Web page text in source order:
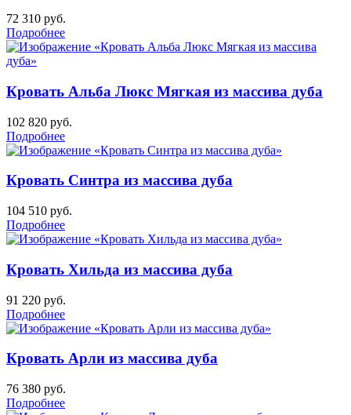
72 310 руб.
Подробнее
Кровать Альба Люкс Мягкая из массива дуба
102 820 руб.
Подробнее
Кровать Синтра из массива дуба
104 510 руб.
Подробнее
Кровать Хильда из массива дуба
91 220 руб.
Подробнее
Кровать Арли из массива дуба
76 380 руб.
Подробнее